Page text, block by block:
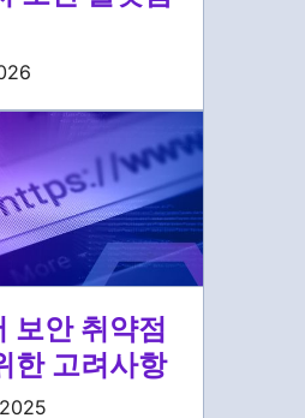
보안 취약점
한 고려사항